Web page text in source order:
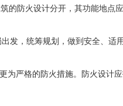
防火设计分开，其功能地点
，统筹规划，做到安全、适
格的防火措施。防火设计